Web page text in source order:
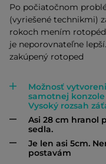
Po počiatočnom
(vyriešené technikmi)
rokoch mením
je neporovnateľne
zakúpený rotoped
Možnosť
samotnej
Vysoký rozsah
Asi 28 cm hranol
sedla.
Je len asi 5cm.
postavám